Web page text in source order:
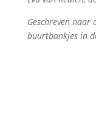
Geschreven
buurtbankjes in